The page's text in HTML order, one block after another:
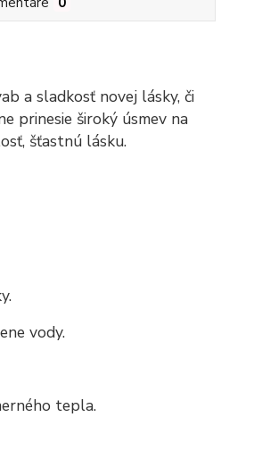
a sladkosť novej lásky, či
prinesie široký úsmev na
šťastnú lásku.
vody.
tepla.